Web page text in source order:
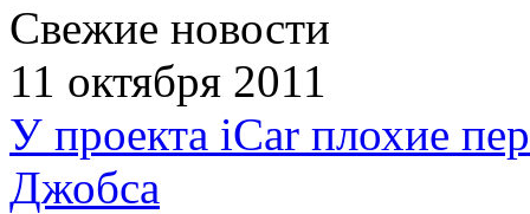
Свежие новости
11 октября 2011
У проекта iCar плохие
Джобса